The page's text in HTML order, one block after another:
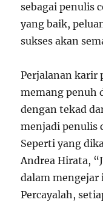
sebagai penulis
yang baik,
sukses akan
Perjalanan karir
memang penuh
dengan tekad
menjadi penulis
Seperti yang
Andrea Hirata,
dalam
Percayalah,